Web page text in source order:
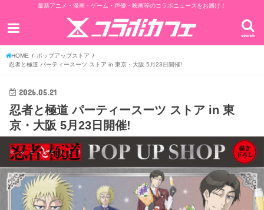
最新アニメ・漫画・ゲーム・声優・映画等のコラボニュースをお届け！
search
HOME
ポップアップストア
忍者と極道 パーティースーツ ストア in 東京・大阪 5月23日開催!
2026.05.21
忍者と極道 パーティースーツ ストア in 東
京・大阪 5月23日開催!